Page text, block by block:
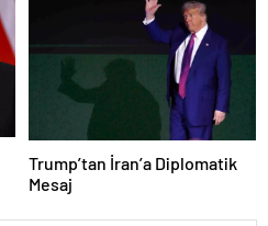
Trump’tan İran’a Diplomatik
Mesaj